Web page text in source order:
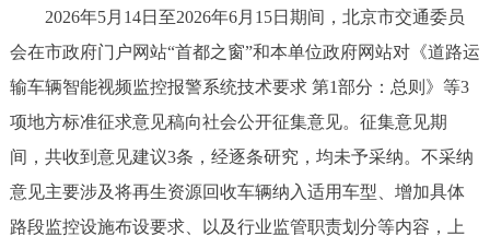
市领导 机构职能 政策服务
政策兑现 政策解读 回应关切
决策公开 专题公开
政务服务
2026年5月14日至2026年6月15日期间，北京市交通委员
会在市政府门户网站“首都之窗”和本单位政府网站对《道路运
输车辆智能视频监控报警系统技术要求 第1部分：总则》等3
项地方标准征求意见稿向社会公开征集意见。征集意见期
间，共收到意见建议3条，经逐条研究，均未予采纳。不采纳
意见主要涉及将再生资源回收车辆纳入适用车型、增加具体
路段监控设施布设要求、以及行业监管职责划分等内容，上